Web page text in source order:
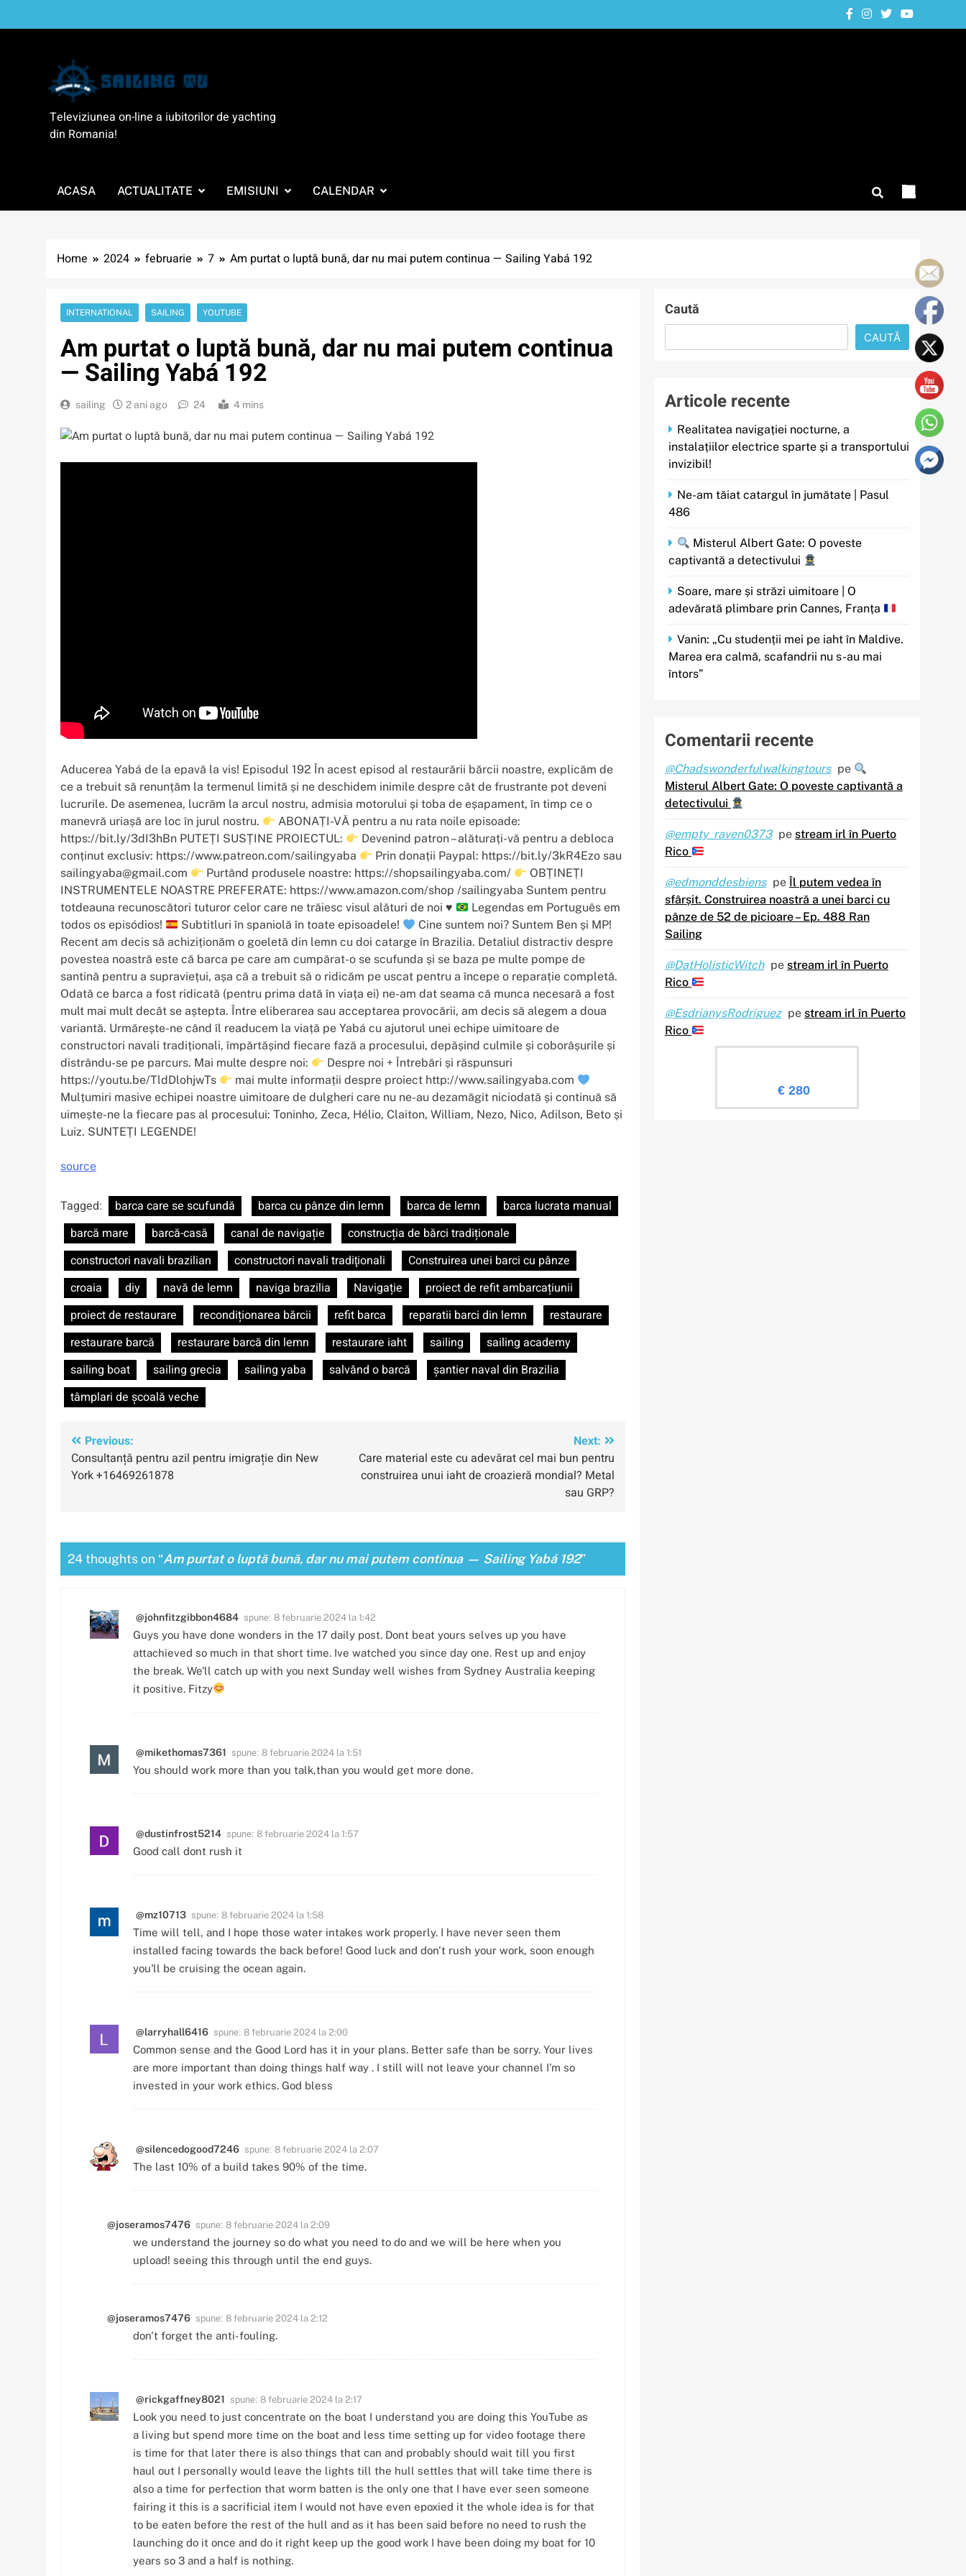
to
SailingTV
Televiziunea on-line a iubitorilor de yachting
din Romania!
ACASA ACTUALITATE EMISIUNI CALENDAR
Home 2024 februarie 7 Am purtat o luptă bună, dar nu mai putem continua — Sailing Yabá 192
INTERNATIONAL SAILING YOUTUBE
Am purtat o luptă bună, dar nu mai putem continua
— Sailing Yabá 192
sailing 2 ani ago 24 4 mins
Aducerea Yabá de la epavă la vis! Episodul 192 În acest episod al restaurării bărcii noastre, explicăm de
ce a trebuit să renunțăm la termenul limită și ne deschidem inimile despre cât de frustrante pot deveni
lucrurile. De asemenea, lucrăm la arcul nostru, admisia motorului și toba de eșapament, în timp ce o
manevră uriașă are loc în jurul nostru.
ABONAȚI-VĂ pentru a nu rata noile episoade:
https://bit.ly/3dI3hBn PUTEȚI SUSȚINE PROIECTUL:
Devenind patron – alăturați-vă pentru a debloca
conținut exclusiv: https://www.patreon.com/sailingyaba
Prin donații Paypal: https://bit.ly/3kR4Ezo sau
sailingyaba@gmail.com
Purtând produsele noastre: https://shopsailingyaba.com/
OBȚINEȚI
INSTRUMENTELE NOASTRE PREFERATE: https://www.amazon.com/shop /sailingyaba Suntem pentru
totdeauna recunoscători tuturor celor care ne trăiesc visul alături de noi ♥️
Legendas em Português em
todos os episódios!
Subtitluri în spaniolă în toate episoadele!
Cine suntem noi? Suntem Ben și MP!
Recent am decis să achiziționăm o goeletă din lemn cu doi catarge în Brazilia. Detaliul distractiv despre
povestea noastră este că barca pe care am cumpărat-o se scufunda și se baza pe multe pompe de
santină pentru a supraviețui, așa că a trebuit să o ridicăm pe uscat pentru a începe o reparație completă.
Odată ce barca a fost ridicată (pentru prima dată în viața ei) ne-am dat seama că munca necesară a fost
mult mai mult decât se aștepta. Între eliberarea sau acceptarea provocării, am decis să alegem a doua
variantă. Urmărește-ne când îl readucem la viață pe Yabá cu ajutorul unei echipe uimitoare de
constructori navali tradiționali, împărtășind fiecare fază a procesului, depășind culmile și coborâșurile și
distrându-se pe parcurs. Mai multe despre noi:
Despre noi + Întrebări și răspunsuri
https://youtu.be/TldDlohjwTs
mai multe informații despre proiect http://www.sailingyaba.com
Mulțumiri masive echipei noastre uimitoare de dulgheri care nu ne-au dezamăgit niciodată și continuă să
uimește-ne la fiecare pas al procesului: Toninho, Zeca, Hélio, Claiton, William, Nezo, Nico, Adilson, Beto și
Luiz. SUNTEȚI LEGENDE!
source
Tagged: barca care se scufundă barca cu pânze din lemn barca de lemn
barca lucrata manual
barcă mare
barcă-casă canal de navigație
construcția de bărci tradiționale
constructori navali brazilian
constructori navali tradiţionali
Construirea unei barci cu pânze
croaia
diy navă de lemn naviga brazilia Navigație
proiect de refit ambarcațiunii
proiect de restaurare
recondiționarea bărcii refit barca reparatii barci din lemn
restaurare
restaurare barcă
restaurare barcă din lemn restaurare iaht sailing
sailing academy
sailing boat
sailing grecia sailing yaba salvând o barcă
șantier naval din Brazilia
tâmplari de școală veche
Navigare
în
Previous:
Consultanță pentru azil pentru imigrație din New
York +16469261878
Next:
Care material este cu adevărat cel mai bun pentru
construirea unui iaht de croazieră mondial? Metal
sau GRP?
24 thoughts on “Am purtat o luptă bună, dar nu mai putem continua — Sailing Yabá 192”
@johnfitzgibbon4684 spune: 8 februarie 2024 la 1:42
Guys you have done wonders in the 17 daily post. Dont beat yours selves up you have
attachieved so much in that short time. Ive watched you since day one. Rest up and enjoy
the break. We'll catch up with you next Sunday well wishes from Sydney Australia keeping
it positive. Fitzy
@mikethomas7361 spune: 8 februarie 2024 la 1:51
You should work more than you talk,than you would get more done.
@dustinfrost5214 spune: 8 februarie 2024 la 1:57
Good call dont rush it
@mz10713 spune: 8 februarie 2024 la 1:58
Time will tell, and I hope those water intakes work properly. I have never seen them
installed facing towards the back before! Good luck and don't rush your work, soon enough
you'll be cruising the ocean again.
@larryhall6416 spune: 8 februarie 2024 la 2:00
Common sense and the Good Lord has it in your plans. Better safe than be sorry. Your lives
are more important than doing things half way . I still will not leave your channel I'm so
invested in your work ethics. God bless
@silencedogood7246 spune: 8 februarie 2024 la 2:07
The last 10% of a build takes 90% of the time.
@joseramos7476 spune: 8 februarie 2024 la 2:09
we understand the journey so do what you need to do and we will be here when you
upload! seeing this through until the end guys.
@joseramos7476 spune: 8 februarie 2024 la 2:12
don't forget the anti-fouling.
@rickgaffney8021 spune: 8 februarie 2024 la 2:17
Look you need to just concentrate on the boat I understand you are doing this YouTube as
a living but spend more time on the boat and less time setting up for video footage there
is time for that later there is also things that can and probably should wait till you first
haul out I personally would leave the lights till the hull settles that will take time there is
also a time for perfection that worm batten is the only one that I have ever seen someone
fairing it this is a sacrificial item I would not have even epoxied it the whole idea is for that
to be eaten before the rest of the hull and as it has been said before no need to rush the
launching do it once and do it right keep up the good work I have been doing my boat for 10
years so 3 and a half is nothing.
Caută
CAUTĂ
Articole recente
Realitatea navigației nocturne, a
instalațiilor electrice sparte și a transportului
invizibil!
Ne-am tăiat catargul în jumătate | Pasul
486
Misterul Albert Gate: O poveste
captivantă a detectivului
Soare, mare și străzi uimitoare | O
adevărată plimbare prin Cannes, Franța
Vanin: „Cu studenții mei pe iaht în Maldive.
Marea era calmă, scafandrii nu s-au mai
întors”
Comentarii recente
@Chadswonderfulwalkingtours pe
Misterul Albert Gate: O poveste captivantă a
detectivului
@empty_raven0373 pe stream irl în Puerto
Rico
@edmonddesbiens pe Îl putem vedea în
sfârșit. Construirea noastră a unei barci cu
pânze de 52 de picioare – Ep. 488 Ran
Sailing
@DatHolisticWitch pe stream irl în Puerto
Rico
@EsdrianysRodriguez pe stream irl în Puerto
Rico
€ 280